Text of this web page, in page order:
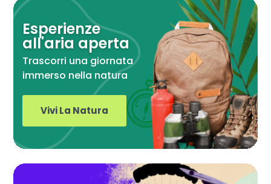
Esperienze
all'aria aperta
Trascorri una giornata
immerso nella natura
Vivi La Natura